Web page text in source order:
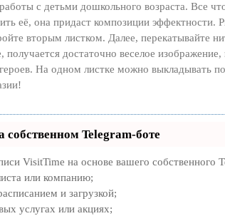
с детьми дошкольного возраста. Все
её, она придаст композиции
вторым листком. Далее, перекатывайте
получается достаточно веселое
На одном листке можно выкладывать по
собственном Telegram-боте
VisitTime на основе вашего собственного
или компанию;
и загрузкой;
услугах или акциях;